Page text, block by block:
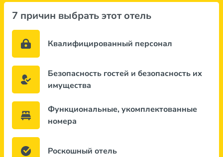
7 причин выбрать этот отель
Квалифицированный персонал
Безопасность гостей и безопасность их
имущества
Функциональные, укомплектованные
номера
Роскошный отель